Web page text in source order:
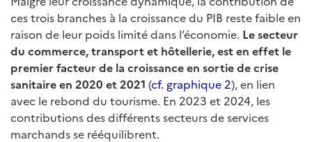
ces trois branches à la croissance du PIB reste faible en
raison de leur poids limité dans l’économie. Le secteur
du commerce, transport et hôtellerie, est en effet le
premier facteur de la croissance en sortie de crise
sanitaire en 2020 et 2021 (cf. graphique 2), en lien
avec le rebond du tourisme. En 2023 et 2024, les
contributions des différents secteurs de services
marchands se rééquilibrent.